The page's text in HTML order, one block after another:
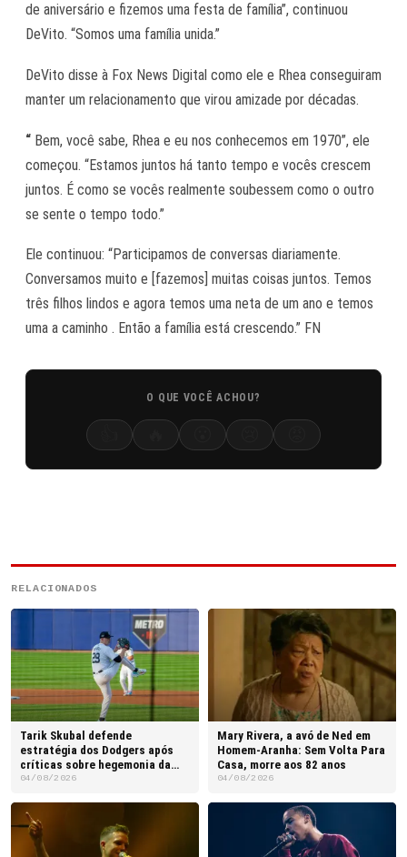
de aniversário e fizemos uma festa de família”, continuou
DeVito. “Somos uma família unida.”
DeVito disse à Fox News Digital como ele e Rhea conseguiram
manter um relacionamento que virou amizade por décadas.
“ Bem, você sabe, Rhea e eu nos conhecemos em 1970”, ele
começou. “Estamos juntos há tanto tempo e vocês crescem
juntos. É como se vocês realmente soubessem como o outro
se sente o tempo todo.”
Ele continuou: “Participamos de conversas diariamente.
Conversamos muito e [fazemos] muitas coisas juntos. Temos
três filhos lindos e agora temos uma neta de um ano e temos
uma a caminho . Então a família está crescendo.” FN
O QUE VOCÊ ACHOU?
RELACIONADOS
Tarik Skubal defende
estratégia dos Dodgers após
críticas sobre hegemonia da
franquia
04/08/2026
Mary Rivera, a avó de Ned em
Homem-Aranha: Sem Volta Para
Casa, morre aos 82 anos
04/08/2026